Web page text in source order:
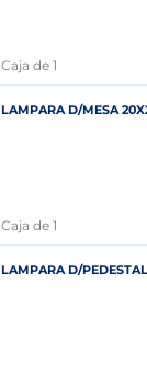
Caja de 1
LAMPARA D/MESA
Caja de 1
LAMPARA D/